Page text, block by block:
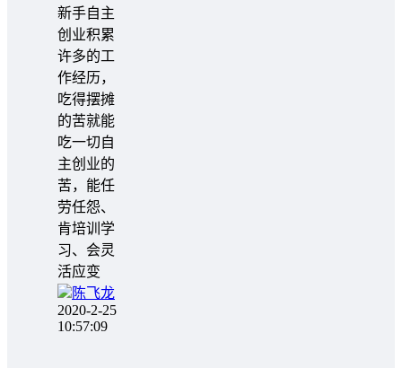
新手自主
创业积累
许多的工
作经历，
吃得摆摊
的苦就能
吃一切自
主创业的
苦，能任
劳任怨、
肯培训学
习、会灵
活应变
陈飞龙
2020-2-25
10:57:09